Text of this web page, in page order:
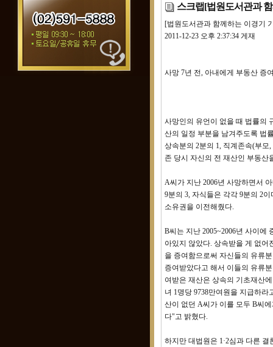
스크랩[법원도서관과
[법원도서관과 함께하는 이경기
2011-12-23 오후 2:37:34 게재
사망 7년 전, 아내에게 부동산 증
사망인의 유언이 없을 때 법률의
산의 일정 부분을 남겨주도록 법
상속분의 2분의 1, 직계존속(부
존 당시 자신의 전 재산인 부동산
A씨가 지난 2006년 사망하면서
9분의 3, 자식들은 각각 9분의 2
소유권을 이전해줬다.
B씨는 지난 2005~2006년 사이
아있지 않았다. 상속받을 게 없
을 증여함으로써 자신들의 유류
증여받았다고 해서 이들의 유류
여받은 재산은 상속의 기초재산
녀 1명당 9738만여원을 지급하
산이 없던 A씨가 이를 모두 B씨
다"고 밝혔다.
하지만 대법원은 1·2심과 다른